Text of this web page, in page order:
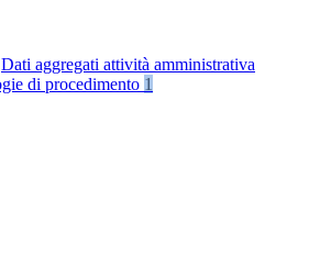
Dati aggregati attività amministrativa
di procedimento 1